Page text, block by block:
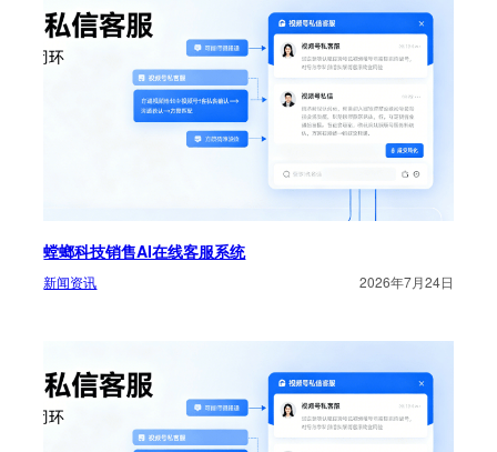
螳螂科技销售AI在线客服系统
新闻资讯 2026年7月24日